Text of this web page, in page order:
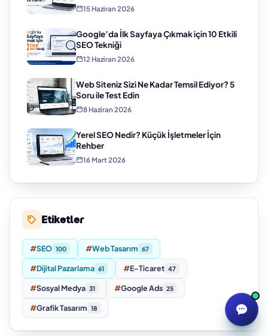
15 Haziran 2026
Google’da İlk Sayfaya Çıkmak için 10 Etkili
SEO Tekniği
12 Haziran 2026
Web Siteniz Sizi Ne Kadar Temsil Ediyor? 5
Soru ile Test Edin
8 Haziran 2026
Yerel SEO Nedir? Küçük İşletmeler İçin
Rehber
16 Mart 2026
Etiketler
#SEO 100 #Web Tasarım 67
#Dijital Pazarlama 61 #E-Ticaret 47
#Sosyal Medya 31 #Google Ads 25
#Grafik Tasarım 18